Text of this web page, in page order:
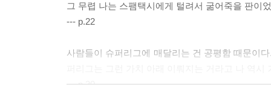
그 무렵 나는 스팸택시에게 털려서 굶어죽을 판이
--- p.22
사람들이 슈퍼리그에 매달리는 건 공평함 때문이
--- p.30